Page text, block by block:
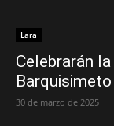
Lara
Celebrarán
Barquisimeto
30 de marzo de 2025